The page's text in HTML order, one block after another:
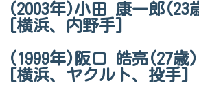
(2003年)小田 康一郎(23
[横浜、内野手]
(1999年)阪口 皓亮(27歳)
[横浜、ヤクルト、投手]